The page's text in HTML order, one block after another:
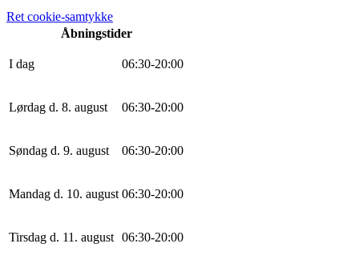
Ret cookie-samtykke
Åbningstider
I dag 06:30-20:00
Lørdag d. 8. august 06:30-20:00
Søndag d. 9. august 06:30-20:00
Mandag d. 10. august 06:30-20:00
Tirsdag d. 11. august 06:30-20:00